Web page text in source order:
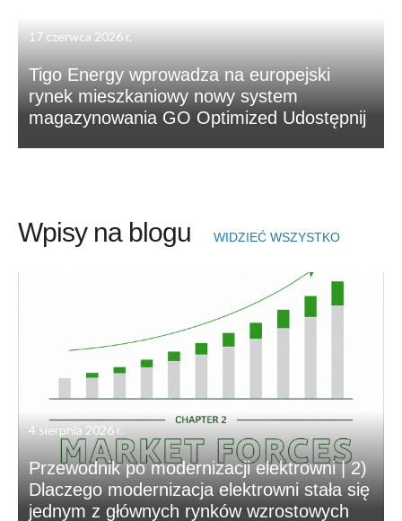
17 czerwca 2026 r.
Tigo Energy wprowadza na europejski
rynek mieszkaniowy nowy system
magazynowania GO Optimized Udostępnij
Wpisy na blogu WIDZIEĆ WSZYSTKO
4 sierpnia 2026 r.
Przewodnik po modernizacji elektrowni | 2)
Dlaczego modernizacja elektrowni stała się
jednym z głównych rynków wzrostowych